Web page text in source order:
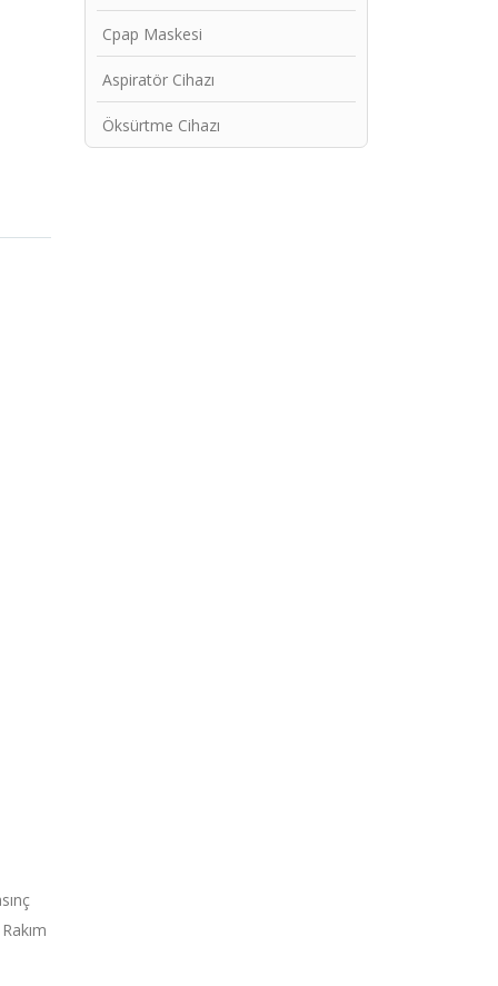
Cpap Maskesi
Aspiratör Cihazı
Öksürtme Cihazı